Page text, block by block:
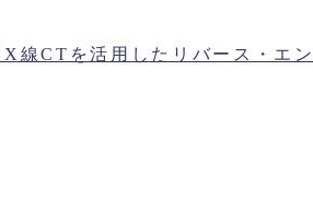
X線CTを活用したリバース・エ